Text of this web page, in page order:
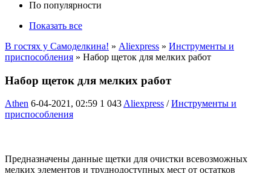
По популярности
Показать все
В гостях у Самоделкина! » Aliexpress » Инструменты и
приспособления » Набор щеток для мелких работ
Набор щеток для мелких работ
Athen 6-04-2021, 02:59 1 043Aliexpress /Инструменты и
приспособления
Предназначены данные щетки для очистки всевозможных
мелких элементов и труднодоступных мест от остатков